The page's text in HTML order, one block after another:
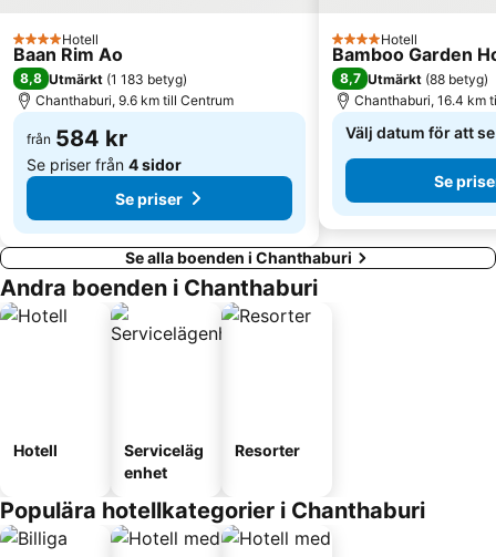
4 Stjärnor
Hotell
Baan Rim Ao
8,8 Utmärkt (1 183 betyg)
Chanthaburi, 9.6 km till Centrum
från 584 kr
Se priser från 4 sidor
Se priser
4 Stjärnor
Hotell
Bamboo Garden
8,7 Utmärkt (88 betyg)
Chanthaburi, 16.4 km
Välj datum för att
Se
Se alla boenden i Chanthaburi
Andra boenden i Chanthaburi
Hotell
Serviceläg
enhet
Resorter
Populära hotellkategorier i Chanthaburi